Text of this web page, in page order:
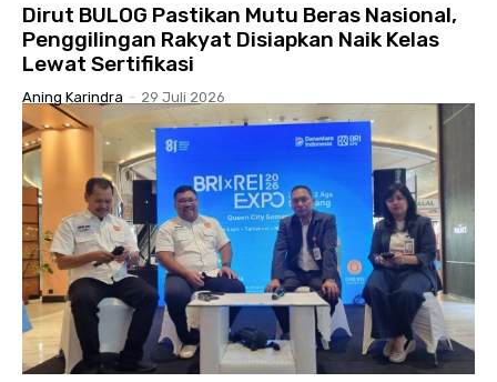
Dirut BULOG Pastikan Mutu Beras Nasional,
Penggilingan Rakyat Disiapkan Naik Kelas
Lewat Sertifikasi
Aning Karindra - 29 Juli 2026